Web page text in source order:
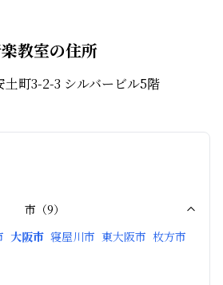
教室の住所
町3-2-3 シルバービル5階
市 （9）
大阪市 寝屋川市 東大阪市 枚方市